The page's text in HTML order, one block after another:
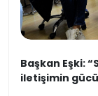
Başkan Eşki:
iletişimin